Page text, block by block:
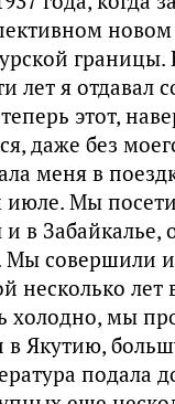
лет я отдавал
этот,
даже без
меня в
Мы
в Забайкалье,
совершили
несколько лет
холодно, мы
в Якутию,
подала